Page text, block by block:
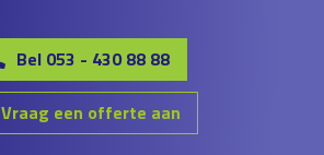
Bel 053 - 430 88 88
Vraag een offerte aan